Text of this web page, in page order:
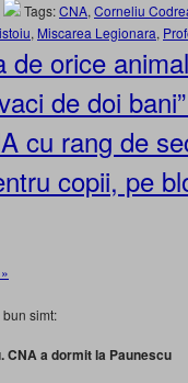
Tags:CNA, Corneliu
, Miscarea Legionara,
de orice
de doi
cu rang de
copii, pe
simt:
CNA a dormit la Paunescu